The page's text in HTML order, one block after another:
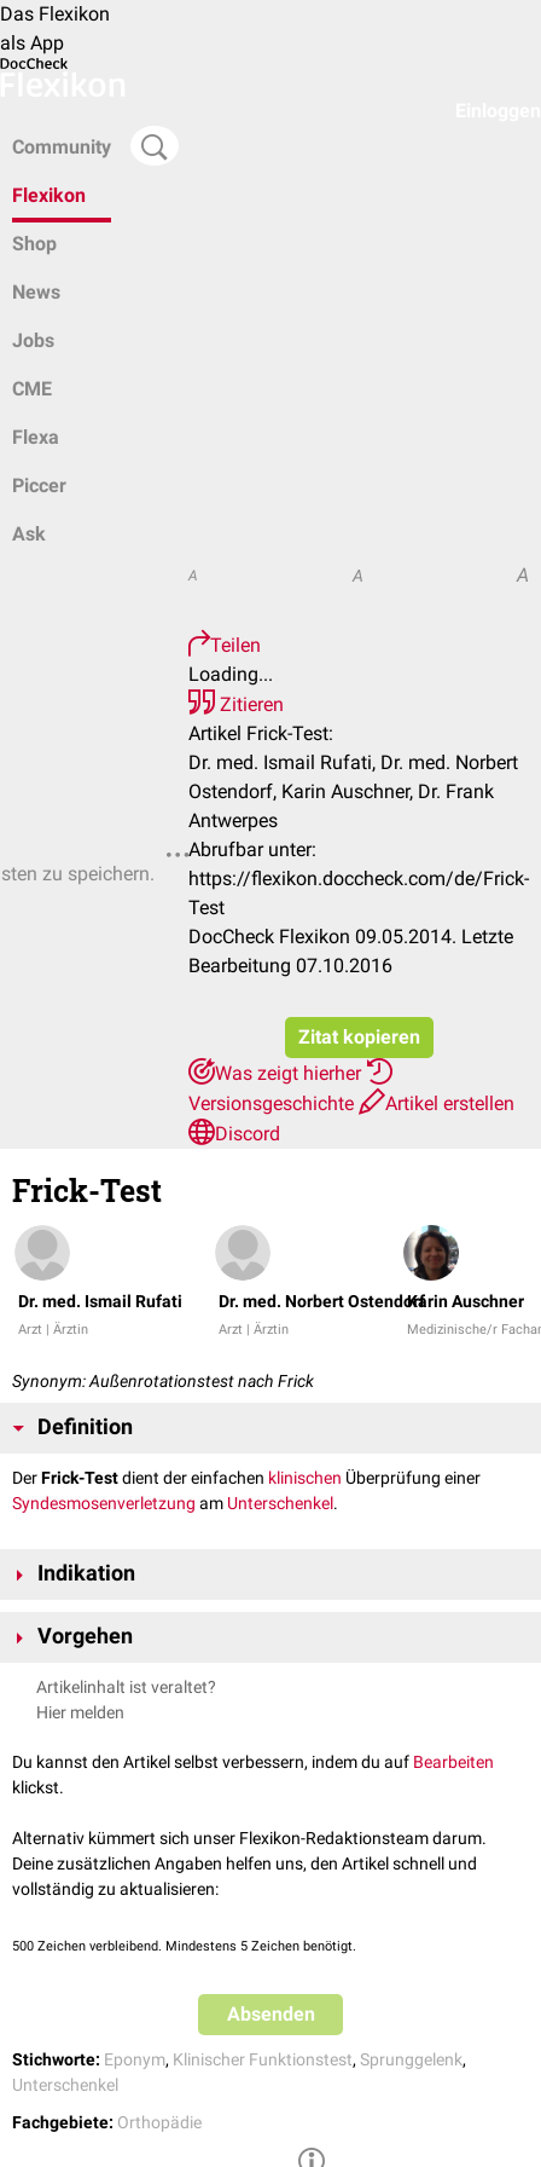
Das Flexikon
als App
Community
Flexikon
Shop
News
Jobs
CME
Flexa
Piccer
Ask
zu speichern.
A A A
Teilen
Loading...
Zitieren
Artikel Frick-Test:
Dr. med. Ismail Rufati, Dr. med. Norbert
Ostendorf, Karin Auschner, Dr. Frank
Antwerpes
Abrufbar unter:
https://flexikon.doccheck.com/de/Frick-
Test
DocCheck Flexikon 09.05.2014. Letzte
Bearbeitung 07.10.2016
Zitat kopieren
Was zeigt hierher
Versionsgeschichte
Artikel erstellen
Discord
Frick-Test
Dr. med. Ismail Rufati
Arzt | Ärztin
Dr. med. Norbert Ostendorf
Arzt | Ärztin
Karin Auschner
Medizinische/r
Synonym: Außenrotationstest nach Frick
Definition
DerFrick-Testdient der einfachen klinischen Überprüfung einer
Syndesmosenverletzung am Unterschenkel.
Indikation
Aufdeckung einer Syndesmosenverletzung bei
Vorgehen
Der Untersucher fixiert mit einer Hand den Unterschenkel in Höhe des
Sprunggelenks
Der Test gilt als positiv, wennSchmerzen ventralam oberen
Sprunggelenk in Syndesmosenhöhe auftreten.
Artikelinhalt ist veraltet?
Hier melden
Du kannst den Artikel selbst verbessern, indem du auf Bearbeiten
klickst.
Alternativ kümmert sich unser Flexikon-Redaktionsteam darum.
Deine zusätzlichen Angaben helfen uns, den Artikel schnell und
vollständig zu aktualisieren:
500 Zeichen verbleibend. Mindestens 5 Zeichen benötigt.
Absenden
Stichworte: Eponym, Klinischer Funktionstest, Sprunggelenk,
Unterschenkel
Fachgebiete: Orthopädie